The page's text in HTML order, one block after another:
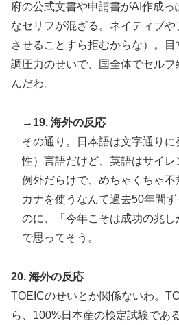
府の公式文書や申請書がAI作成
なセリフが混ざる。ネイティブ
させることすら拒むからな）。
調圧力のせいで、国全体でセル
んだわ。
→19. 海外の反応
その通り。日本語は文字通り
性）言語だけど、英語はサイ
例外だらけで、めちゃくちゃ
カナを使うなんて過去50年間
のに、「今年こそは成功の兆
で思ってそう。
20. 海外の反応
TOEICのせいとか関係ないわ。
ら、100%日本産の検定試験であ